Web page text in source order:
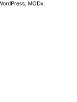
MODx.